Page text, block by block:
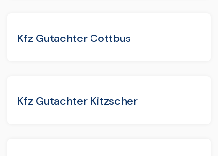
Kfz Gutachter Cottbus
Kfz Gutachter Kitzscher